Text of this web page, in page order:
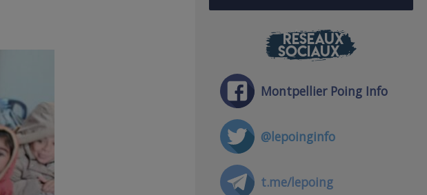
RÉSEAUX
SOCIAUX
Montpellier Poing Info
@lepoinginfo
t.me/lepoing